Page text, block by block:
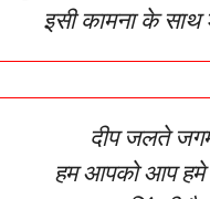
इसी कामना के साथ
दीप जलते
हम आपको आप हमे